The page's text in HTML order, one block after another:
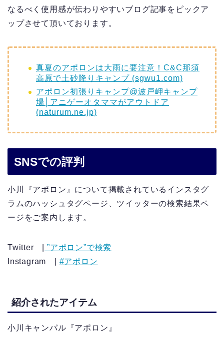
なるべく使用感が伝わりやすいブログ記事をピックア
ップさせて頂いております。
真夏のアポロンは大雨に要注意！C&C那須
高原で土砂降りキャンプ (sgwu1.com)
アポロン初張りキャンプ@波戸岬キャンプ
場│アニゲーオタママがアウトドア
(naturum.ne.jp)
SNSでの評判
小川『アポロン』について掲載されているインスタグ
ラムのハッシュタグページ、ツイッターの検索結果ペ
ージをご案内します。
Twitter |
”アポロン”で検索
Instagram | #アポロン
紹介されたアイテム
小川キャンパル『アポロン』